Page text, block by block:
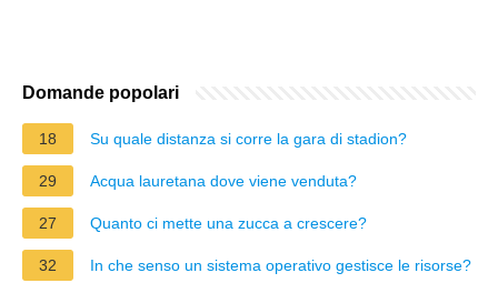
Domande popolari
18 Su quale distanza si corre la gara di stadion?
29 Acqua lauretana dove viene venduta?
27 Quanto ci mette una zucca a crescere?
32 In che senso un sistema operativo gestisce le risorse?